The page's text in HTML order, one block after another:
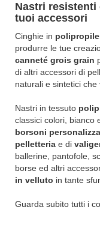
Nastri resistenti
tuoi accessori
Cinghie in
produrre le tue
canneté grois grain
di altri accessori di
naturali e sintetici che
Nastri in tessuto
classici colori, bianco
borsoni
pelletteria e di
ballerine, pantofole,
borse ed altri
in velluto in tante
Guarda subito tutti i